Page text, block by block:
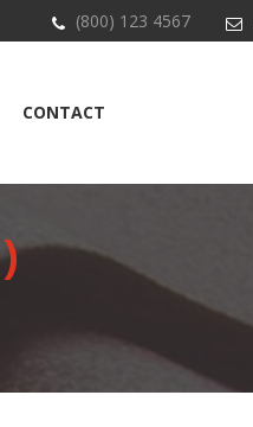
(800) 123 4567
CONTACT